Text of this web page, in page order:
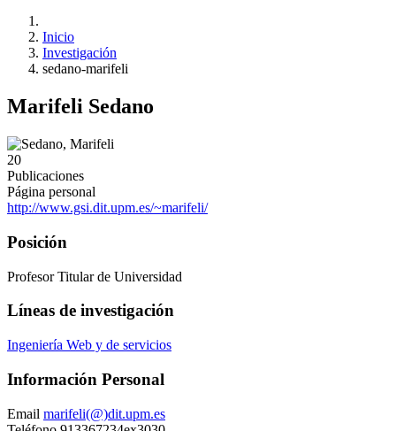
Inicio
Investigación
sedano-marifeli
Marifeli Sedano
20
Publicaciones
Página personal
http://www.gsi.dit.upm.es/~marifeli/
Posición
Profesor Titular de Universidad
Líneas de investigación
Ingeniería Web y de servicios
Información Personal
Email marifeli(@)dit.upm.es